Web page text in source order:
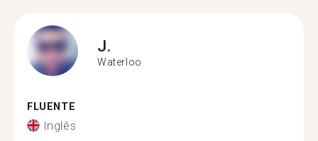
J.
Waterloo
FLUENTE
Inglês